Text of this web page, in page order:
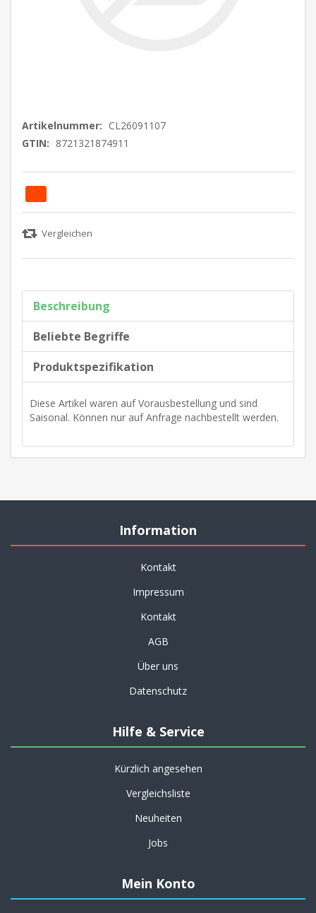
Artikelnummer: CL26091107
GTIN: 8721321874911
Beschreibung
Beliebte Begriffe
Produktspezifikation
Diese Artikel waren auf Vorausbestellung und sind
Saisonal. Können nur auf Anfrage nachbestellt werden.
Information
Kontakt
Impressum
Kontakt
AGB
Über uns
Datenschutz
Hilfe & Service
Kürzlich angesehen
Vergleichsliste
Neuheiten
Jobs
Mein Konto